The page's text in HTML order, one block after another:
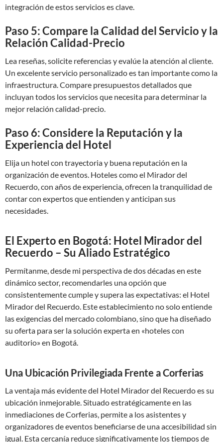
integración de estos servicios es clave.
Paso 5: Compare la Calidad del Servicio y la
Relación Calidad-Precio
Lea reseñas, solicite referencias y evalúe la atención al cliente.
Un excelente servicio personalizado es tan importante como la
infraestructura. Compare presupuestos detallados que
incluyan todos los servicios que necesita para determinar la
mejor relación calidad-precio.
Paso 6: Considere la Reputación y la
Experiencia del Hotel
Elija un hotel con trayectoria y buena reputación en la
organización de eventos. Hoteles como el Mirador del
Recuerdo, con años de experiencia, ofrecen la tranquilidad de
contar con expertos que entienden y anticipan sus
necesidades.
El Experto en Bogotá: Hotel Mirador del
Recuerdo – Su Aliado Estratégico
Permítanme, desde mi perspectiva de dos décadas en este
dinámico sector, recomendarles una opción que
consistentemente cumple y supera las expectativas: el Hotel
Mirador del Recuerdo. Este establecimiento no solo entiende
las exigencias del mercado colombiano, sino que ha diseñado
su oferta para ser la solución experta en «hoteles con
auditorio» en Bogotá.
Una Ubicación Privilegiada Frente a Corferias
La ventaja más evidente del Hotel Mirador del Recuerdo es su
ubicación inmejorable. Situado estratégicamente en las
inmediaciones de Corferias, permite a los asistentes y
organizadores de eventos beneficiarse de una accesibilidad sin
igual. Esta cercanía reduce significativamente los tiempos de